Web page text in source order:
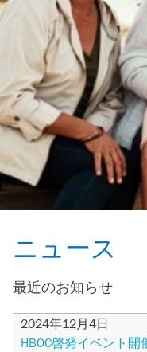
ニュース
最近のお知らせ
2024年12月4日
HBOC啓発イベント